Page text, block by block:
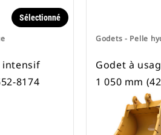
Sélectionné
intensif
8174
Godets - Pelle
Godet à
1 050 mm